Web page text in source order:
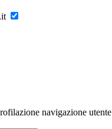
navigazione utente